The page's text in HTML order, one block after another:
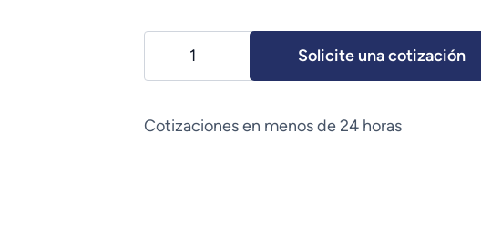
Ultraview
1050
cantidad
Solicite una cotización
Cotizaciones en menos de 24 horas